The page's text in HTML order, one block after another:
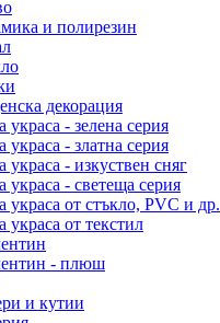
и полирезин
декорация
украса - зелена серия
украса - златна серия
украса - изкуствен сняг
украса - светеща серия
украса от стъкло, PVC и др.
украса от текстил
- плюш
и кутии